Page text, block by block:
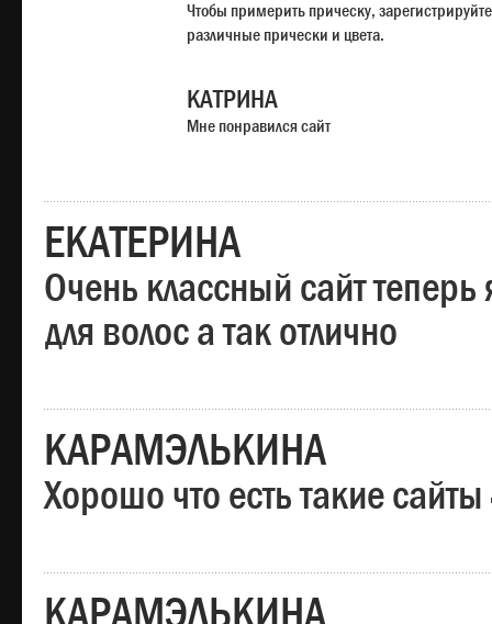
Чтобы примерить прическу,
различные прически и цвета.
КАТРИНА
Мне понравился сайт
ЕКАТЕРИНА
Очень классный сайт теперь
для волос а так отлично
КАРАМЭЛЬКИНА
Хорошо что есть такие сайты
КАРАМЭЛЬКИНА